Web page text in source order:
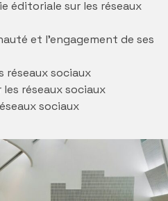
éditoriale sur les réseaux
et l’engagement de ses
réseaux sociaux
réseaux sociaux
sociaux